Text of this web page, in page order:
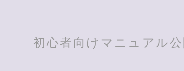
初心者向けマニュアル公